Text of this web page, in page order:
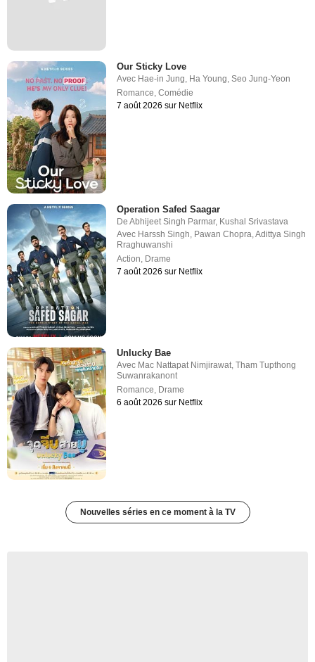
Our Sticky Love
Avec Hae-in Jung, Ha Young,Seo Jung-Yeon
Romance,Comédie
7 août 2026 sur Netflix
Operation Safed Saagar
DeAbhijeet Singh Parmar, Kushal Srivastava
Avec Harssh Singh, Pawan Chopra,Adittya Singh
Rraghuwanshi
Action, Drame
7 août 2026 sur Netflix
Unlucky Bae
Avec Mac Nattapat Nimjirawat ,Tham Tupthong
Suwanrakanont
Romance Drame
6 août 2026 sur Netflix
Nouvelles séries en ce moment à la TV